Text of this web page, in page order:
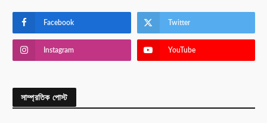
Facebook Twitter
Instagram YouTube
সাম্প্রতিক পোস্ট